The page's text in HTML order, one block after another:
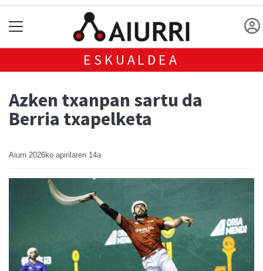
ESKUALDEA
Azken txanpan sartu da
Berria txapelketa
Aiurri 2026ko apirilaren 14a